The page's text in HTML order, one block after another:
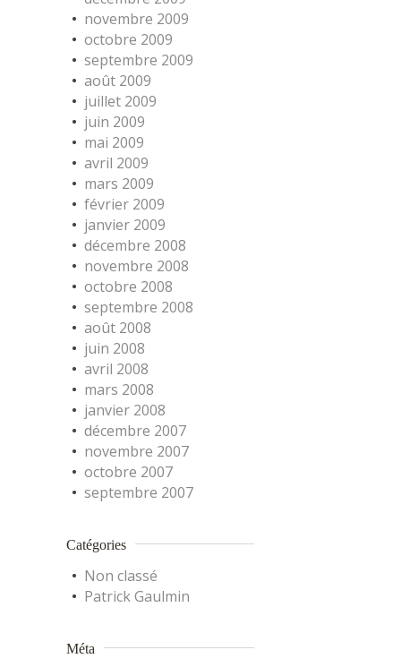
novembre 2009
octobre 2009
septembre 2009
août 2009
juillet 2009
juin 2009
mai 2009
avril 2009
mars 2009
février 2009
janvier 2009
décembre 2008
novembre 2008
octobre 2008
septembre 2008
août 2008
juin 2008
avril 2008
mars 2008
janvier 2008
décembre 2007
novembre 2007
octobre 2007
septembre 2007
Catégories
Non classé
Patrick Gaulmin
Méta